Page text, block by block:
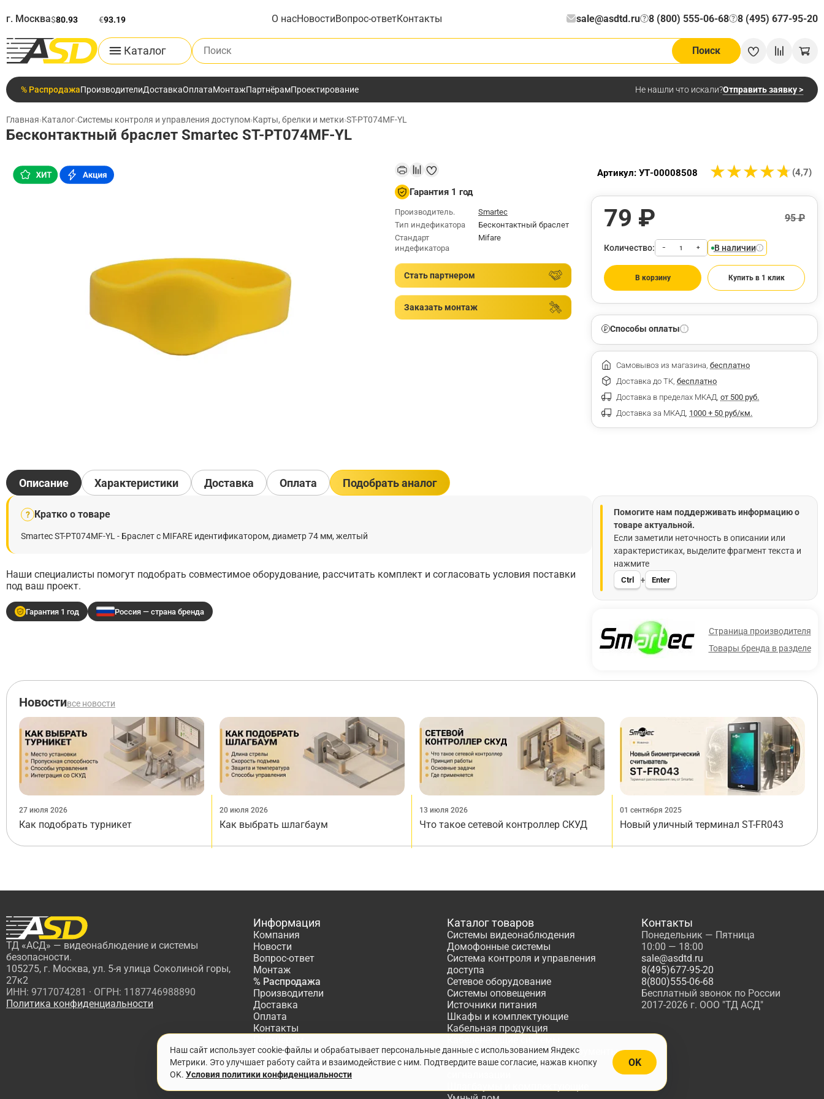
г. Москва$80.93 €93.19 О насНовостиВопрос-ответКонтакты sale@asdtd.ru 8 (800) 555-06-68
? 8 (495) 677-95-20
?
Каталог
Поиск по каталогу
Поиск
% РаспродажаПроизводителиДоставкаОплатаМонтажПартнёрамПроектирование Не нашли что искали?Отправить заявку >
Главная›Каталог›Системы контроля и управления доступом›Карты, брелки и метки›ST-PT074MF-YL
Бесконтактный браслет Smartec ST-PT074MF-YL
Гарантия 1 год
Производитель.
Smartec
Тип индефикатора
Бесконтактный браслет
Стандарт
индефикатора
Mifare
Стать партнером
Заказать монтаж
★★★★★
★★★★★ (4,7)
Артикул: УТ-00008508
79 ₽ 95 ₽
Количество: − + В наличии
В корзину Купить в 1 клик
Способы оплаты
Самовывоз из магазина, бесплатно
Доставка до ТК, бесплатно
Доставка в пределах МКАД, от 500 руб.
Доставка за МКАД, 1000 + 50 руб/км.
Описание
? Кратко о товаре
Smartec ST-PT074MF-YL - Браслет с MIFARE идентификатором, диаметр 74 мм, желтый
Наши специалисты помогут подобрать совместимое оборудование, рассчитать комплект и согласовать условия поставки
под ваш проект.
Гарантия 1 год Россия — страна бренда
Помогите нам поддерживать информацию о
товаре актуальной.
Если заметили неточность в описании или
характеристиках, выделите фрагмент текста и
нажмите
Ctrl + Enter
Страница производителя
Товары бренда в разделе
Характеристики Доставка Оплата Подобрать аналог
Новостивсе новости
27 июля 2026
Как подобрать турникет
20 июля 2026
Как выбрать шлагбаум
13 июля 2026
Что такое сетевой контроллер СКУД
01 сентября 2025
Новый уличный терминал ST-FR043
ТД «АСД» — видеонаблюдение и системы
безопасности.
105275, г. Москва, ул. 5-я улица Соколиной горы,
27к2
ИНН: 9717074281 · ОГРН: 1187746988890
Политика конфиденциальности
Информация
Компания
Новости
Вопрос-ответ
Монтаж
% Распродажа
Производители
Доставка
Оплата
Контакты
Проектирование
Каталог товаров
Системы видеонаблюдения
Домофонные системы
Система контроля и управления
доступа
Сетевое оборудование
Системы оповещения
Источники питания
Шкафы и комплектующие
Кабельная продукция
Расходные материалы, Инструменты
Системы охранно-пожарной
Контакты
Понедельник — Пятница
10:00 — 18:00
sale@asdtd.ru
8(495)677-95-20
8(800)555-06-68
Бесплатный звонок по России
2017-2026 г. ООО "ТД АСД"
Наш сайт использует cookie-файлы и обрабатывает персональные данные с использованием Яндекс
Метрики. Это улучшает работу сайта и взаимодействие с ним. Подтвердите ваше согласие, нажав кнопку
OK. Условия политики конфиденциальности
OK